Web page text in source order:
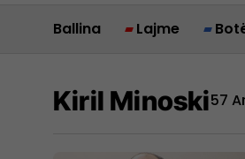
Ballina Lajme
Kiril Minoski57